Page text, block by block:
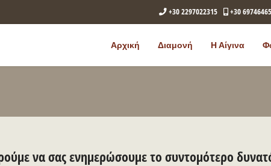
+30 2297022315 +30
Αρχική Διαμονή Η Αίγινα
να σας ενημερώσουμε το συντομότερο